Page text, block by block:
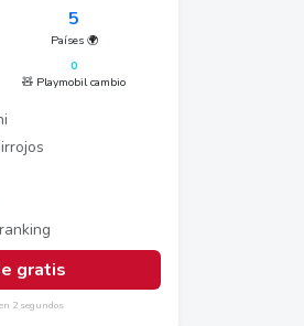
5
Países 🌍
0
🧸 Playmobil cambio
gratis
2 segundos